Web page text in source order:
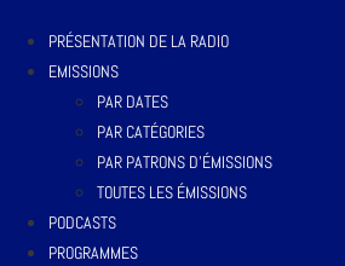
PRÉSENTATION DE LA RADIO
EMISSIONS
PAR DATES
PAR CATÉGORIES
PAR PATRONS D’ÉMISSIONS
TOUTES LES ÉMISSIONS
PODCASTS
PROGRAMMES